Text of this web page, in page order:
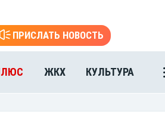
ПРИСЛАТЬ НОВОСТЬ
ЖКХ КУЛЬТУРА